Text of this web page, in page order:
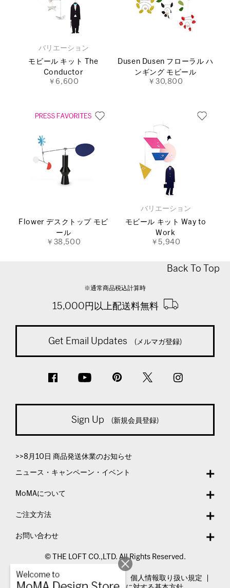
バリエーション
モビール キット The
Conductor
￥6,600
Dusen Dusen フローラル ハ
ンギング モビール
￥30,800
Flower デスクトップ モビ
ール
￥38,500
バリエーション
モビール キット Way to
Work
￥5,940
Back To Top
※通常商品税込計算時
15,000円以上配送料無料
Get Email Updates (メルマガ登録)
Sign Up (新規会員登録)
>>8月10日 商品発送休業のお知らせ
ニュース・キャンペーン・イベント
MoMAについて
ご注文方法
お問い合わせ
© THE LOFT CO.,LTD. All Rights Reserved.
特定商取引法表示
個人情報取り扱い規定